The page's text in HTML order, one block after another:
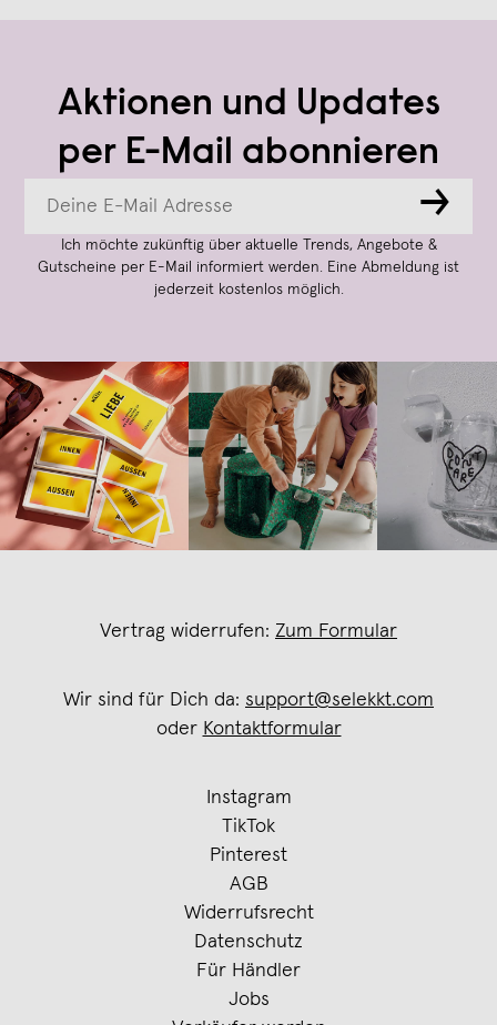
Aktionen und Updates
per E-Mail abonnieren
→
Ich möchte zukünftig über aktuelle Trends, Angebote &
Gutscheine per E-Mail informiert werden. Eine Abmeldung ist
jederzeit kostenlos möglich.
Vertrag widerrufen: Zum Formular
Wir sind für Dich da: support@selekkt.com
oder Kontaktformular
Instagram
TikTok
Pinterest
AGB
Widerrufsrecht
Datenschutz
Für Händler
Jobs